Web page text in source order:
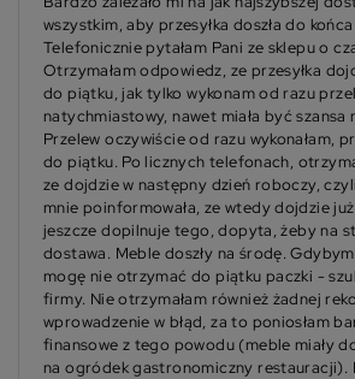
wszystkim, aby przesyłka doszła do
Telefonicznie pytałam Pani ze sklepu o
Otrzymałam odpowiedz, ze przesyłka
do piątku, jak tylko wykonam od razu
natychmiastowy, nawet miała być szansa
Przelew oczywiście od razu wykonałam,
do piątku. Po licznych telefonach,
ze dojdzie w następny dzień roboczy,
mnie poinformowała, ze wtedy dojdzie
jeszcze dopilnuje tego, dopyta, żeby na
dostawa. Meble doszły na środę.
mogę nie otrzymać do piątku paczki -
firmy. Nie otrzymałam również żadnej
wprowadzenie w błąd, za to poniosłam
finansowe z tego powodu (meble miały
na ogródek gastronomiczny restauracji).